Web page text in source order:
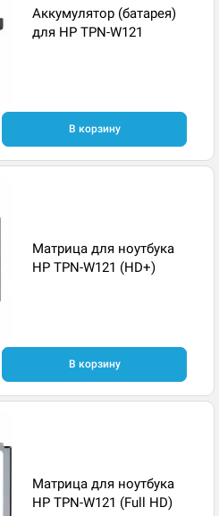
Аккумулятор (батарея)
для HP TPN-W121
В корзину
Матрица для ноутбука
HP TPN-W121 (HD+)
В корзину
Матрица для ноутбука
HP TPN-W121 (Full HD)